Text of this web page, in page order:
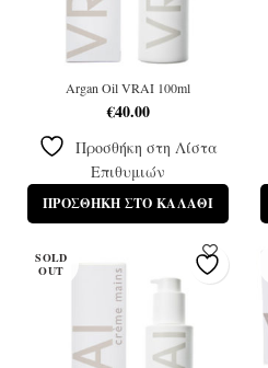
Argan Oil VRAI 100ml
€40.00
Προσθήκη στη Λίστα
Επιθυμιών
ΠΡΟΣΘΉΚΗ ΣΤΟ ΚΑΛΆΘΙ
SOLD
OUT